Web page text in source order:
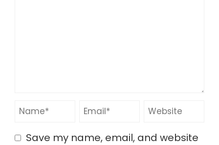
Save my name, email, and website